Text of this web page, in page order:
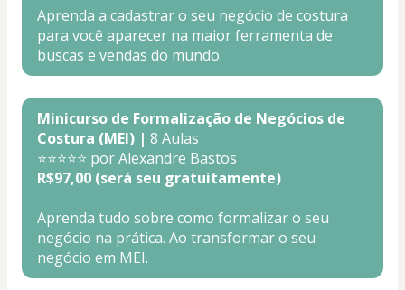
Aprenda a cadastrar o seu negócio de costura
para você aparecer na maior ferramenta de
buscas e vendas do mundo.
Minicurso de Formalização de Negócios de
Costura (MEI) | 8 Aulas
⭐⭐⭐⭐⭐ por Alexandre Bastos
R$97,00 (será seu gratuitamente)
Aprenda tudo sobre como formalizar o seu
negócio na prática. Ao transformar o seu
negócio em MEI.